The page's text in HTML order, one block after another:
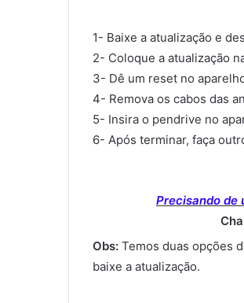
1- Baixe a atualização e
2- Coloque a atualização
3- Dê um reset no
4- Remova os cabos das
5- Insira o pendrive no
6- Após terminar, faça
Precisando de
Obs: Temos duas opções
baixe a atualização.